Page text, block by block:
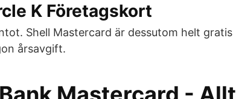
K Företagskort
Shell Mastercard är dessutom helt gratis
årsavgift.